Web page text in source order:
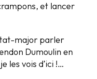
et lancer
major parler
Dumoulin en
les vois d’ici !…